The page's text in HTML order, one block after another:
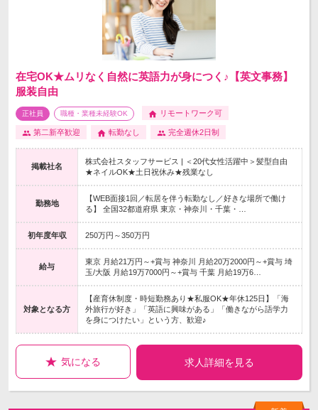
在宅OK★ムリなく自然に英語力が身につく♪【英文事務】
服装自由
正社員 職種・業種未経験OK リモートワーク可
第二新卒歓迎 転勤なし 完全週休2日制
掲載社名
株式会社スタッフサービス | ＜20代女性活躍中＞髪型自由
★ネイルOK★土日祝休み★残業なし
勤務地
【WEB面接1回／転居を伴う転勤なし／好きな場所で働け
る】 全国32都道府県 東京・神奈川・千葉・…
初年度年収 250万円～350万円
給与
東京 月給21万円～+賞与 神奈川 月給20万2000円～+賞与 埼
玉/大阪 月給19万7000円～+賞与 千葉 月給19万6…
対象となる方
【産育休制度・時短勤務あり★私服OK★年休125日】「海
外旅行が好き」「英語に興味がある」「働きながら語学力
を身につけたい」という方、歓迎♪
気になる 求人詳細を見る